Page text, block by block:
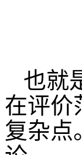
也就
在评价
复杂点